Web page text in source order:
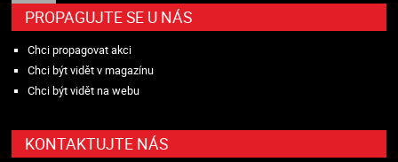
PROPAGUJTE SE U NÁS
Chci propagovat akci
Chci být vidět v magazínu
Chci být vidět na webu
KONTAKTUJTE NÁS